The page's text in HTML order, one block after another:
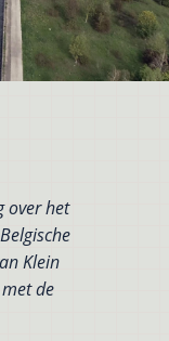
over het
Klein
de